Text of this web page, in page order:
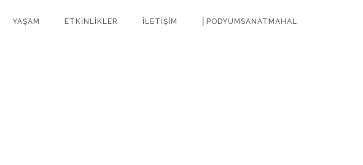
YAŞAM ETKİNLİKLER İLETİŞİM ⎜PODYUMSANATMAHAL